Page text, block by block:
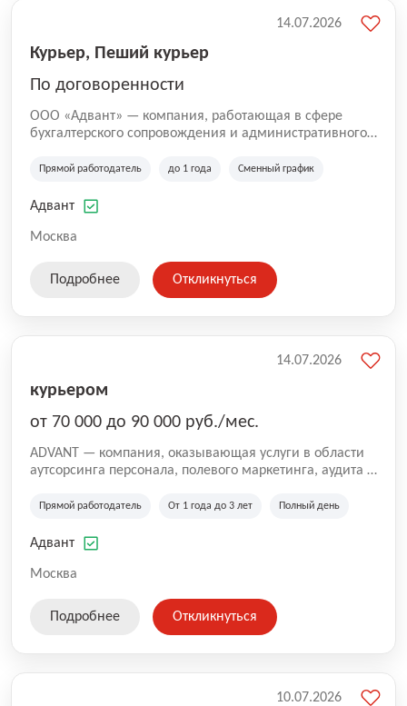
Курьер, Пеший курьер
По договоренности
ООО «Адвант» — компания, работающая в сфере
бухгалтерского сопровождения и административного
зарегистрирована в Санкт-Петербурге и
лиц и коммерческих организаций.
Прямой работодатель до 1 года Сменный график
Адвант
Москва
14.07.2026
Подробнее Откликнуться
курьером
от 70 000 до 90 000 руб./мес.
ADVANT — компания, оказывающая услуги в области
аутсорсинга персонала, полевого маркетинга, аудита и
региональных клиентов. Мы работаем на рынке с
Казахстана и Беларуси, сотрудничая с компаниями из
Прямой работодатель От 1 года до 3 лет Полный день
Адвант
Москва
14.07.2026
Подробнее Откликнуться
10.07.2026